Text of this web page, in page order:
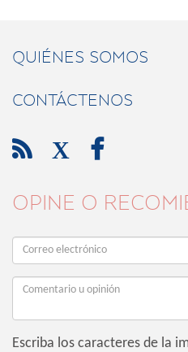
QUIÉNES SOMOS
CONTÁCTENOS
 X 
OPINE O
Escriba los caracteres de la